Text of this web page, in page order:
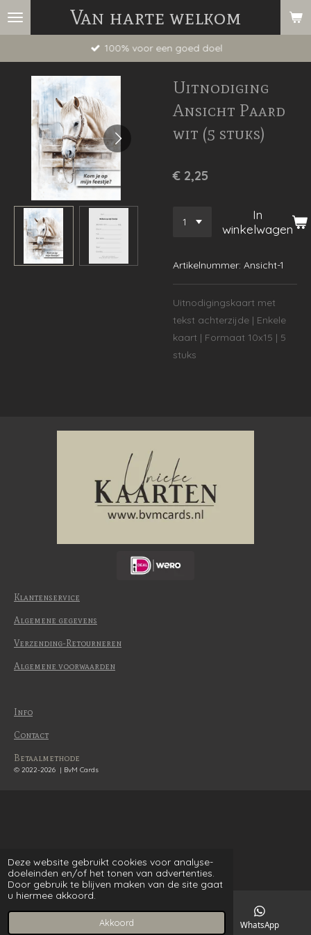
Deze website gebruikt cookies voor analyse-
doeleinden en/of het tonen van advertenties.
Door gebruik te blijven maken van de site gaat
u hiermee akkoord.
Akkoord
Ga
hoofdinhoud
Van harte welkom
100% voor een goed doel
Uitnodiging
Ansicht Paard
wit (5 stuks)
€ 2,25
In
winkelwagen
Artikelnummer: Ansicht-1
Uitnodigingskaart met
tekst achterzijde | Enkele
kaart | Formaat 10x15 | 5
stuks
Klantenservice
Algemene gegevens
Verzending-Retourneren
Algemene voorwaarden
Info
Contact
Betaalmethode
© 2022-2026 | BvM Cards
E-mailadres WhatsApp